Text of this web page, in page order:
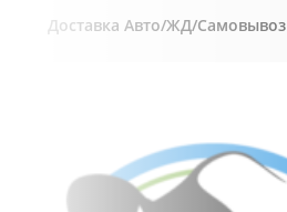
Доставка Авто/ЖД/Самовывоз